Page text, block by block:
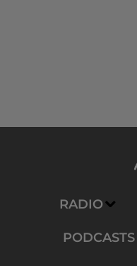
RADIO
PODCASTS